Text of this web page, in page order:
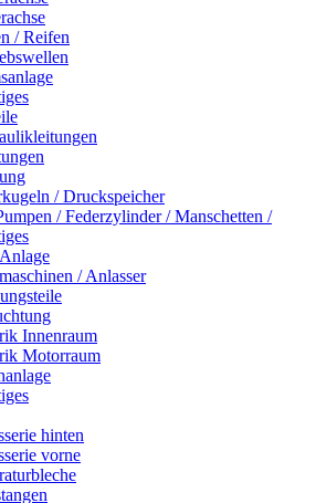
/ Reifen
/ Druckspeicher
/ Federzylinder / Manschetten /
/ Anlasser
Innenraum
Motorraum
hinten
vorne